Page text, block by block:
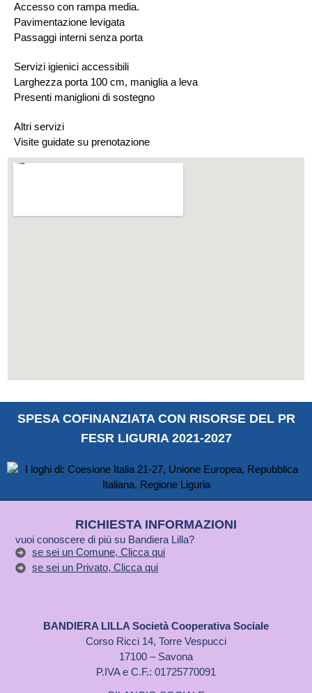
Accesso con rampa media.
Pavimentazione levigata
Passaggi interni senza porta
Servizi igienici accessibili
Larghezza porta 100 cm, maniglia a leva
Presenti maniglioni di sostegno
Altri servizi
Visite guidate su prenotazione
SPESA COFINANZIATA CON RISORSE DEL PR
FESR LIGURIA 2021-2027
RICHIESTA INFORMAZIONI
vuoi conoscere di più su Bandiera Lilla?
se sei un Comune, Clicca qui
se sei un Privato, Clicca qui
BANDIERA LILLA Società Cooperativa Sociale
Corso Ricci 14, Torre Vespucci
17100 – Savona
P.IVA e C.F.: 01725770091